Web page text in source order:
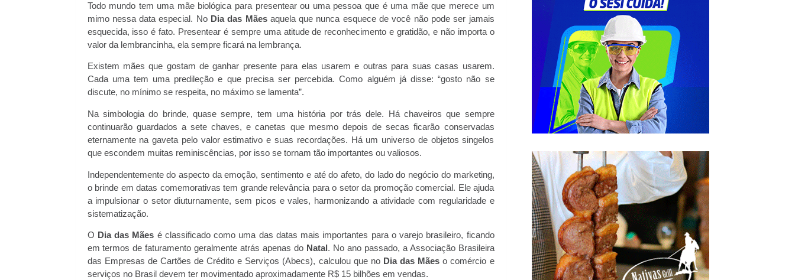
Todo mundo tem uma mãe biológica para presentear ou uma pessoa que é uma mãe que merece um
mimo nessa data especial. No Dia das Mãesaquela que nunca esquece de você não pode ser jamais
esquecida, isso é fato. Presentear é sempre uma atitude de reconhecimento e gratidão, e não importa o
valor da lembrancinha, ela sempre ficará na lembrança.
Existem mães que gostam de ganhar presente para elas usarem e outras para suas casas usarem.
Cada uma tem uma predileção e que precisa ser percebida. Como alguém já disse: “gosto não se
discute, no mínimo se respeita, no máximo se lamenta”.
Na simbologia do brinde, quase sempre, tem uma história por trás dele. Há chaveiros que sempre
continuarão guardados a sete chaves, e canetas que mesmo depois de secas ficarão conservadas
eternamente na gaveta pelo valor estimativo e suas recordações. Há um universo de objetos singelos
que escondem muitas reminiscências, por isso se tornam tão importantes ou valiosos.
Independentemente do aspecto da emoção, sentimento e até do afeto, do lado do negócio do marketing,
o brinde em datas comemorativas tem grande relevância para o setor da promoção comercial. Ele ajuda
a impulsionar o setor diuturnamente, sem picos e vales, harmonizando a atividade com regularidade e
sistematização.
O Dia das Mães é classificado como uma das datas mais importantes para o varejo brasileiro, ficando
em termos de faturamento geralmente atrás apenas do Natal . No ano passado, a Associação Brasileira
das Empresas de Cartões de Crédito e Serviços (Abecs), calculou que no Dia das Mães o comércio e
serviços no Brasil devem ter movimentado aproximadamente R$ 15 bilhões em vendas.